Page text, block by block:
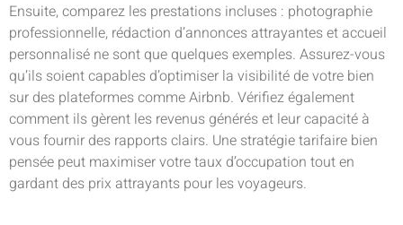
Ensuite, comparez les prestations incluses : photographie
professionnelle, rédaction d’annonces attrayantes et accueil
personnalisé ne sont que quelques exemples. Assurez-vous
qu’ils soient capables d’optimiser la visibilité de votre bien
sur des plateformes comme Airbnb. Vérifiez également
comment ils gèrent les revenus générés et leur capacité à
vous fournir des rapports clairs. Une stratégie tarifaire bien
pensée peut maximiser votre taux d’occupation tout en
gardant des prix attrayants pour les voyageurs.